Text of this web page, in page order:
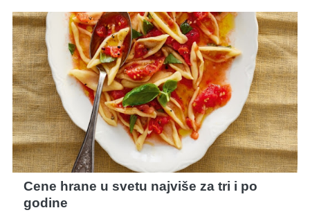
Cene hrane u svetu najviše za tri i po
godine